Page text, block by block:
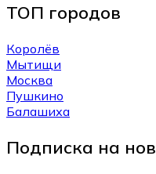
ТОП городов
Королёв
Мытищи
Москва
Пушкино
Балашиха
Подписка на